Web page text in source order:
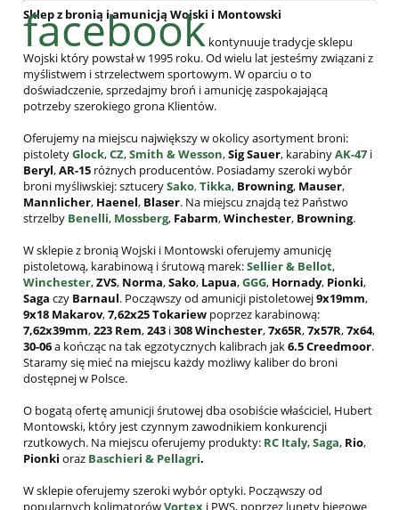
Sklep z bronią i amunicją Wojski i Montowski
facebook kontynuuje tradycje sklepu
Wojski który powstał w 1995 roku. Od wielu lat jesteśmy związani z
myślistwem i strzelectwem sportowym. W oparciu o to
doświadczenie, sprzedajmy broń i amunicję zaspokajającą
potrzeby szerokiego grona Klientów.
Oferujemy na miejscu największy w okolicy asortyment broni:
pistoletyGlock,CZ,Smith & Wesson,Sig Sauer, karabinyAK-47 i
Beryl,AR-15 różnych producentów. Posiadamy szeroki wybór
broni myśliwskiej: sztucerySako,Tikka, Browning, Mauser,
Mannlicher, Haenel, Blaser. Na miejscu znajdą też Państwo
strzelby Benelli, Mossberg, Fabarm,Winchester, Browning.
W sklepie z bronią Wojski i Montowski oferujemy amunicję
pistoletową, karabinową i śrutową marek:Sellier & Bellot,
Winchester,ZVS, Norma,Sako, Lapua,GGG, Hornady, Pionki,
Saga czy Barnaul. Począwszy od amunicji pistoletowej9x19mm,
9x18 Makarov,7,62x25Tokariew poprzez karabinową:
7,62x39mm,223 Rem,243 i308Winchester,7x65R,7x57R,7x64,
30-06a kończąc na tak egzotycznych kalibrach jak6.5 Creedmoor.
Staramy się mieć na miejscu każdy możliwy kaliber do broni
dostępnej w Polsce.
O bogatą ofertę amunicji śrutowej dba osobiście właściciel, Hubert
Montowski, który jest czynnym zawodnikiem konkurencji
rzutkowych. Na miejscu oferujemy produkty: RC Italy,Saga, Rio,
Pionki oraz Baschieri & Pellagri.
W sklepie oferujemy szeroki wybór optyki. Począwszy od
popularnych kolimatorówVortex i PWS, poprzez lunety biegowe